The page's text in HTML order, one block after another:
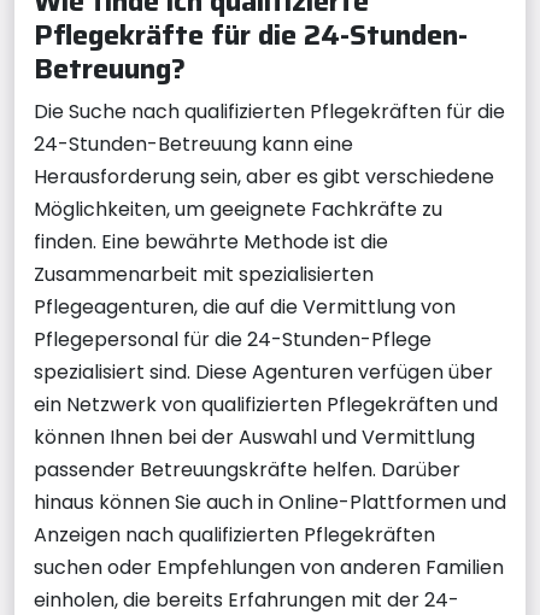
Pflegekräfte für die 24-Stunden-
Betreuung?
Die Suche nach qualifizierten Pflegekräften für die
24-Stunden-Betreuung kann eine
Herausforderung sein, aber es gibt verschiedene
Möglichkeiten, um geeignete Fachkräfte zu
finden. Eine bewährte Methode ist die
Zusammenarbeit mit spezialisierten
Pflegeagenturen, die auf die Vermittlung von
Pflegepersonal für die 24-Stunden-Pflege
spezialisiert sind. Diese Agenturen verfügen über
ein Netzwerk von qualifizierten Pflegekräften und
können Ihnen bei der Auswahl und Vermittlung
passender Betreuungskräfte helfen. Darüber
hinaus können Sie auch in Online-Plattformen und
Anzeigen nach qualifizierten Pflegekräften
suchen oder Empfehlungen von anderen Familien
einholen, die bereits Erfahrungen mit der 24-